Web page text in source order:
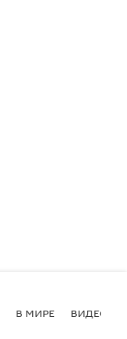
В МИРЕ ВИДЕО